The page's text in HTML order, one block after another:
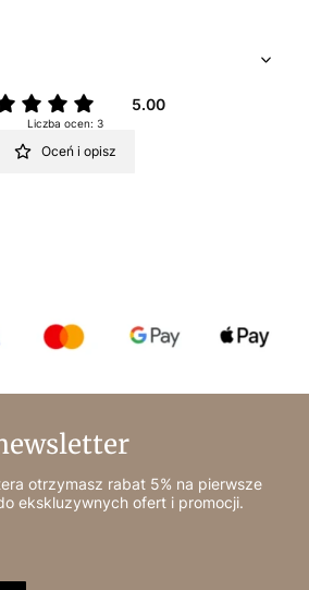
5.00
Liczba ocen: 3
Oceń i opisz
otrzymasz rabat 5% na pierwsze
ekskluzywnych ofert i promocji.